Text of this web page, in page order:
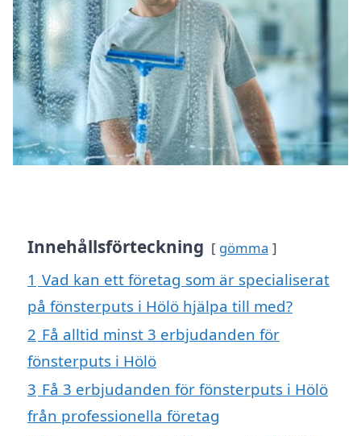
Innehållsförteckning gömma
1 Vad kan ett företag som är specialiserat
på fönsterputs i Hölö hjälpa till med?
2 Få alltid minst 3 erbjudanden för
fönsterputs i Hölö
3 Få 3 erbjudanden för fönsterputs i Hölö
från professionella företag